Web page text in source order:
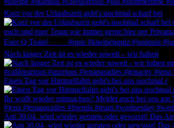
Kurz vor der Urlaubszeit geht's nochmal scharf bei
Nach langer Zeit ist es wieder soweit – wir haben
Einen Tag vor Himmelfahrt geht's bei uns nochmal r
Am 30.04. wird wieder geraten oder gewusst! Das Ap